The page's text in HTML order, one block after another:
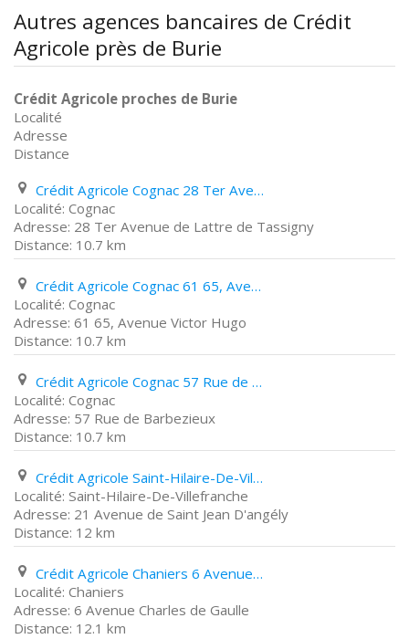
Autres agences bancaires de Crédit
Agricole près de Burie
Crédit Agricole proches de Burie
Localité
Adresse
Distance
Crédit Agricole Cognac 28 Ter Avenue de Lattre de Tassigny
Cognac
28 Ter Avenue de Lattre de Tassigny
10.7 km
Crédit Agricole Cognac 61 65, Avenue Victor Hugo
Cognac
61 65, Avenue Victor Hugo
10.7 km
Crédit Agricole Cognac 57 Rue de Barbezieux
Cognac
57 Rue de Barbezieux
10.7 km
Crédit Agricole Saint-Hilaire-De-Villefranche 21 Avenue de Saint Jean D'angély
Saint-Hilaire-De-Villefranche
21 Avenue de Saint Jean D'angély
12 km
Crédit Agricole Chaniers 6 Avenue Charles de Gaulle
Chaniers
6 Avenue Charles de Gaulle
12.1 km